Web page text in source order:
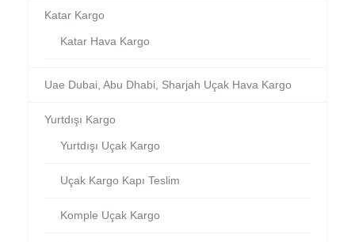
Katar Kargo
Katar Hava Kargo
Uae Dubai, Abu Dhabi, Sharjah Uçak Hava Kargo
Yurtdışı Kargo
Yurtdışı Uçak Kargo
Uçak Kargo Kapı Teslim
Komple Uçak Kargo